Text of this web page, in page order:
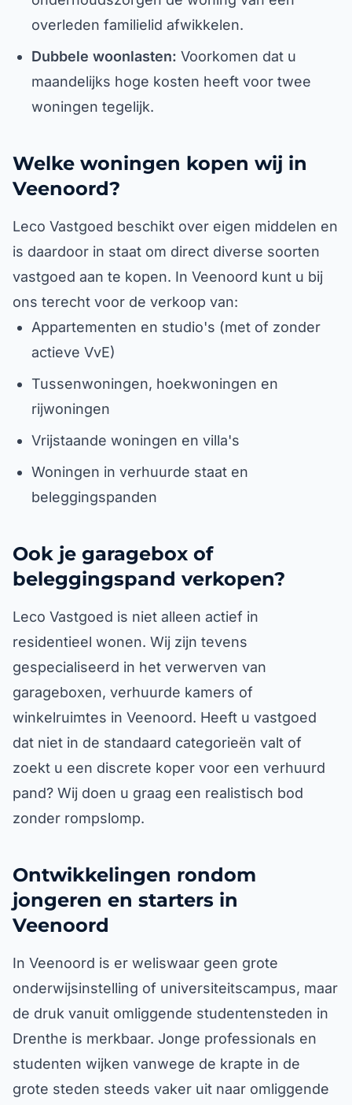
overleden familielid afwikkelen.
Dubbele woonlasten: Voorkomen dat u
maandelijks hoge kosten heeft voor twee
woningen tegelijk.
Welke woningen kopen wij in
Veenoord?
Leco Vastgoed beschikt over eigen middelen en
is daardoor in staat om direct diverse soorten
vastgoed aan te kopen. In Veenoord kunt u bij
ons terecht voor de verkoop van:
Appartementen en studio's (met of zonder
actieve VvE)
Tussenwoningen, hoekwoningen en
rijwoningen
Vrijstaande woningen en villa's
Woningen in verhuurde staat en
beleggingspanden
Ook je garagebox of
beleggingspand verkopen?
Leco Vastgoed is niet alleen actief in
residentieel wonen. Wij zijn tevens
gespecialiseerd in het verwerven van
garageboxen, verhuurde kamers of
winkelruimtes in Veenoord. Heeft u vastgoed
dat niet in de standaard categorieën valt of
zoekt u een discrete koper voor een verhuurd
pand? Wij doen u graag een realistisch bod
zonder rompslomp.
Ontwikkelingen rondom
jongeren en starters in
Veenoord
In Veenoord is er weliswaar geen grote
onderwijsinstelling of universiteitscampus, maar
de druk vanuit omliggende studentensteden in
Drenthe is merkbaar. Jonge professionals en
studenten wijken vanwege de krapte in de
grote steden steeds vaker uit naar omliggende